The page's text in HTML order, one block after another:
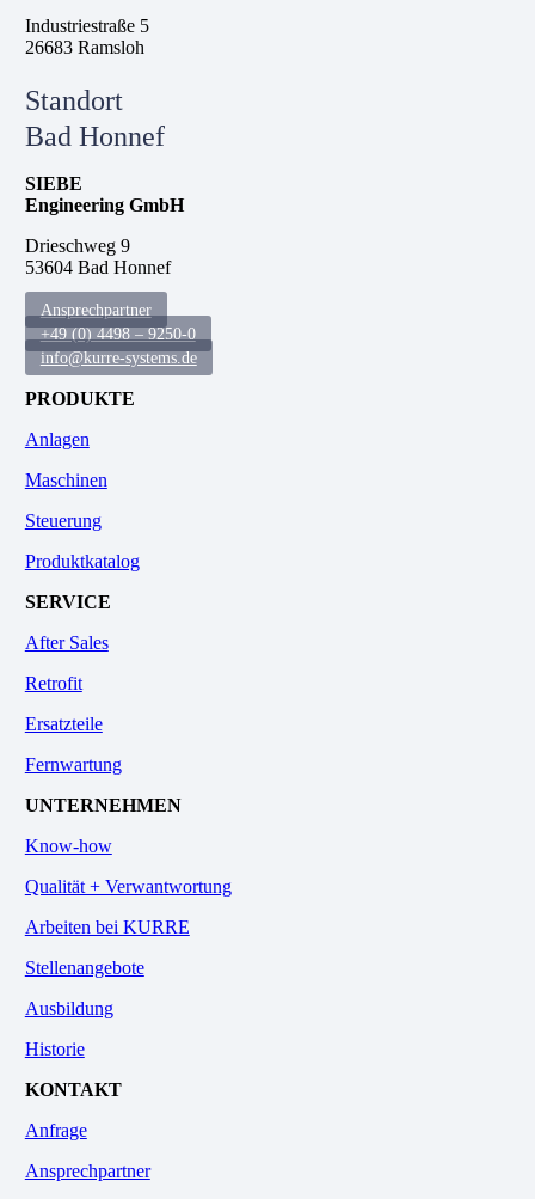
Industriestraße 5
26683 Ramsloh
Standort
Bad Honnef
SIEBE
Engineering GmbH
Drieschweg 9
53604 Bad Honnef
Ansprechpartner
+49 (0) 4498 – 9250-0
info@kurre-systems.de
PRODUKTE
Anlagen
Maschinen
Steuerung
Produktkatalog
SERVICE
After Sales
Retrofit
Ersatzteile
Fernwartung
UNTERNEHMEN
Know-how
Qualität + Verwantwortung
Arbeiten bei KURRE
Stellenangebote
Ausbildung
Historie
KONTAKT
Anfrage
Ansprechpartner